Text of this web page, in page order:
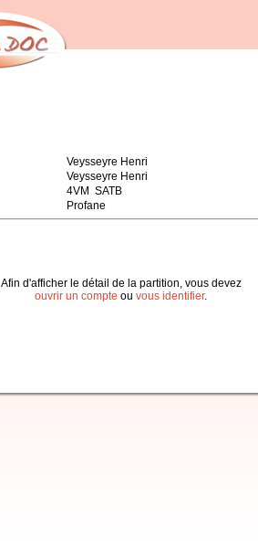
Veysseyre Henri
Veysseyre Henri
4VM SATB
Profane
Afin d'afficher le détail de la partition, vous devez
ouvrir un compte ou vous identifier.